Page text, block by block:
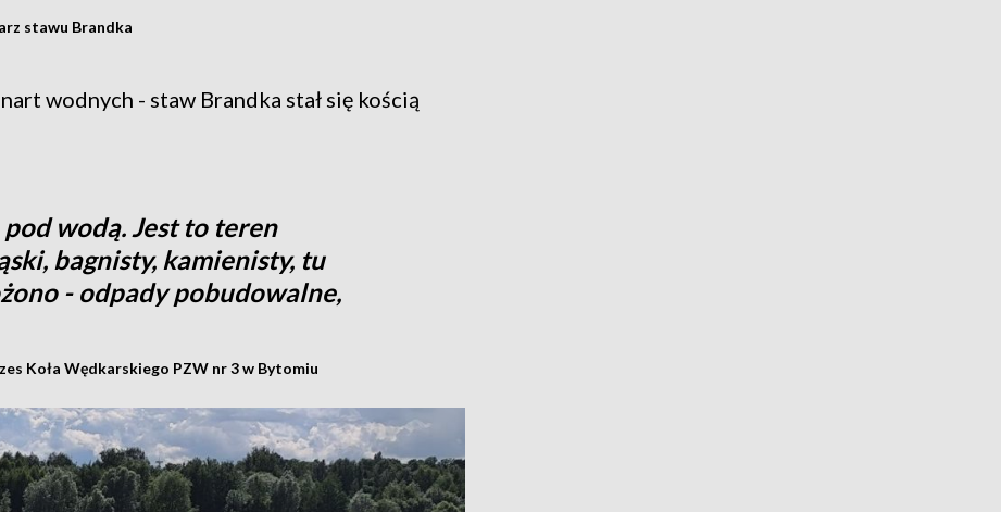
stawu Brandka
wodnych - staw Brandka stał się kością
wodą. Jest to teren
bagnisty, kamienisty, tu
- odpady pobudowalne,
Koła Wędkarskiego PZW nr 3 w Bytomiu